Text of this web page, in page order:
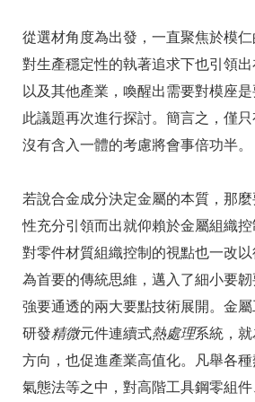
從選材角度為出發，一直聚焦於模仁
對生產穩定性的執著追求下也引領
以及其他產業，喚醒出需要對模座
此議題再次進行探討。簡言之，僅
沒有含入一體的考慮將會事倍功半。
若說合金成分決定金屬的本質，那
性充分引領而出就仰賴於金屬組織
對零件材質組織控制的視點也一改
為首要的傳統思維，邁入了細小要
強要通透的兩大要點技術展開。金
研發精微元件連續式熱處理系統，
方向，也促進產業高值化。凡舉各種
氣態法等之中，對高階工具鋼零組